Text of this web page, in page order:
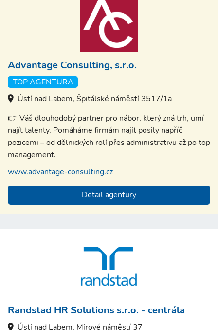
Advantage Consulting, s.r.o.
TOP AGENTURA
Ústí nad Labem, Špitálské náměstí 3517/1a
👉 Váš dlouhodobý partner pro nábor, který zná trh, umí
najít talenty. Pomáháme firmám najít posily napříč
pozicemi – od dělnických rolí přes administrativu až po top
management.
www.advantage-consulting.cz
Detail agentury
Randstad HR Solutions s.r.o. - centrála
Ústí nad Labem, Mírové náměstí 37